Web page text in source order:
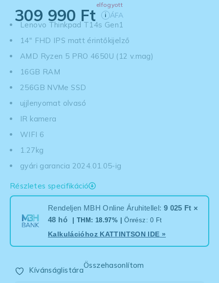
elfogyott
309 990 Ft i ÁFA
Lenovo Thinkpad T14s Gen1
14" FHD IPS matt érintőkijelző
AMD Ryzen 5 PRO 4650U (12 v.mag)
16GB RAM
256GB NVMe SSD
ujjlenyomat olvasó
IR kamera
WIFI 6
1.27kg
gyári garancia 2024.01.05-ig
Részletes specifikáció
Rendeljen MBH Online Áruhitellel: 9 025 Ft ×
48 hó
| THM: 18.97% |Önrész: 0 Ft
Kalkulációhoz KATTINTSON IDE »
Kívánságlistára
Összehasonlítom